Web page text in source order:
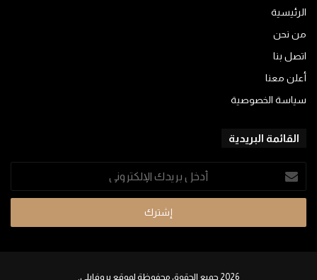
الرئيسية
من نحن
اتصل بنا
أعلن معنا
سياسة الخصوصية
القائمة البريدية
بريدك
الإلكتروني
2026 جميع الحقوق محفوظة لموقع بروفايلي.